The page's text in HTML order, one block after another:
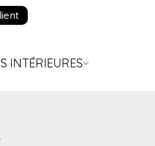
INTÉRIEURES